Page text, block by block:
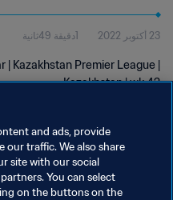
23 أكتوبر 2022 1دقيقة 49ثانية
| Kazakhstan Premier League |
Kazakhstan | wk 42
سياسة الخصوصية
and ads, provide
our traffic. We also share
site with our social
You can select
on the buttons on the